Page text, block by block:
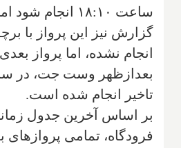
ساعت ۱۸:۱۰ انجام
گزارش نیز این پرواز با
تاخیر انجام شده است.
بر اساس آخرین جدول
فرودگاه، تمامی